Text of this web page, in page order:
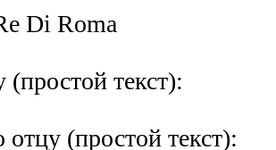
Di Roma
(простой текст):
(простой текст):